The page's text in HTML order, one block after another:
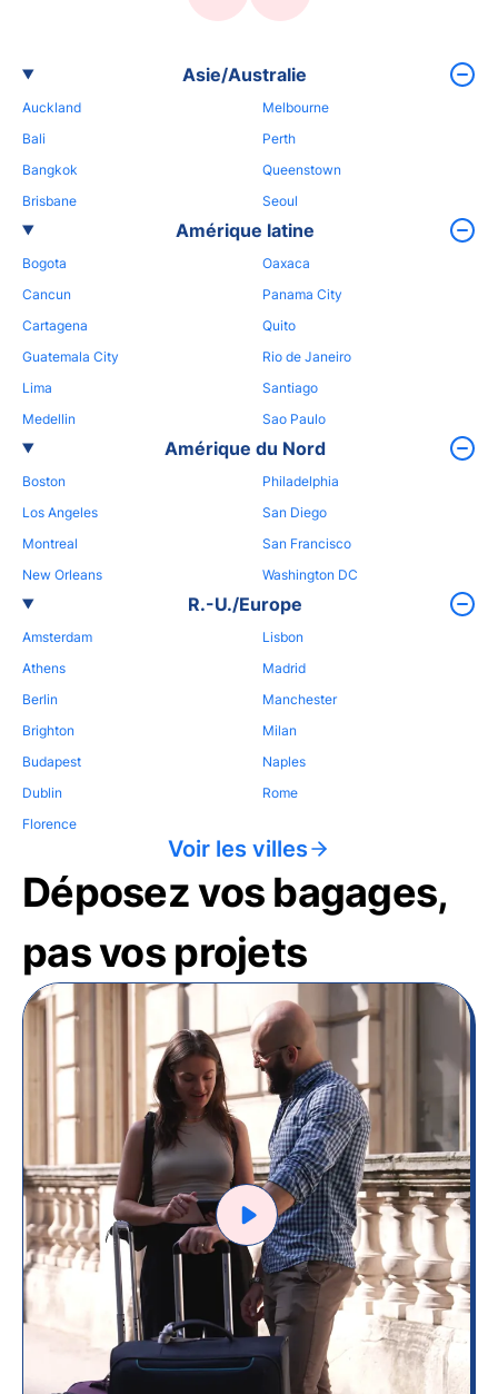
Asie/Australie
Auckland
Bali
Bangkok
Brisbane
Melbourne
Perth
Queenstown
Seoul
Amérique latine
Bogota
Cancun
Cartagena
Guatemala City
Lima
Medellin
Oaxaca
Panama City
Quito
Rio de Janeiro
Santiago
Sao Paulo
Amérique du Nord
Boston
Los Angeles
Montreal
New Orleans
Philadelphia
San Diego
San Francisco
Washington DC
R.-U./Europe
Amsterdam
Athens
Berlin
Brighton
Budapest
Dublin
Florence
Lisbon
Madrid
Manchester
Milan
Naples
Rome
Voir les villes
Déposez vos bagages,
pas vos projets